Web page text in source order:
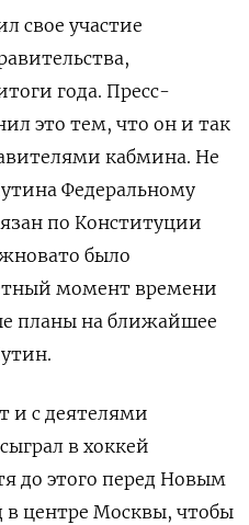
свое участие
года. Пресс-
это тем, что он и так
кабмина. Не
Федеральному
по Конституции
было
момент времени
планы на ближайшее
и с деятелями
в хоккей
до этого перед Новым
в центре Москвы, чтобы